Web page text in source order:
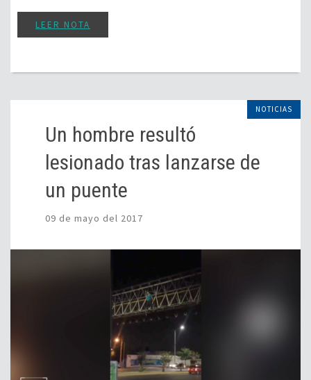
LEER NOTA
NOTICIAS
Un hombre resultó
lesionado tras lanzarse de
un puente
09 de mayo del 2017